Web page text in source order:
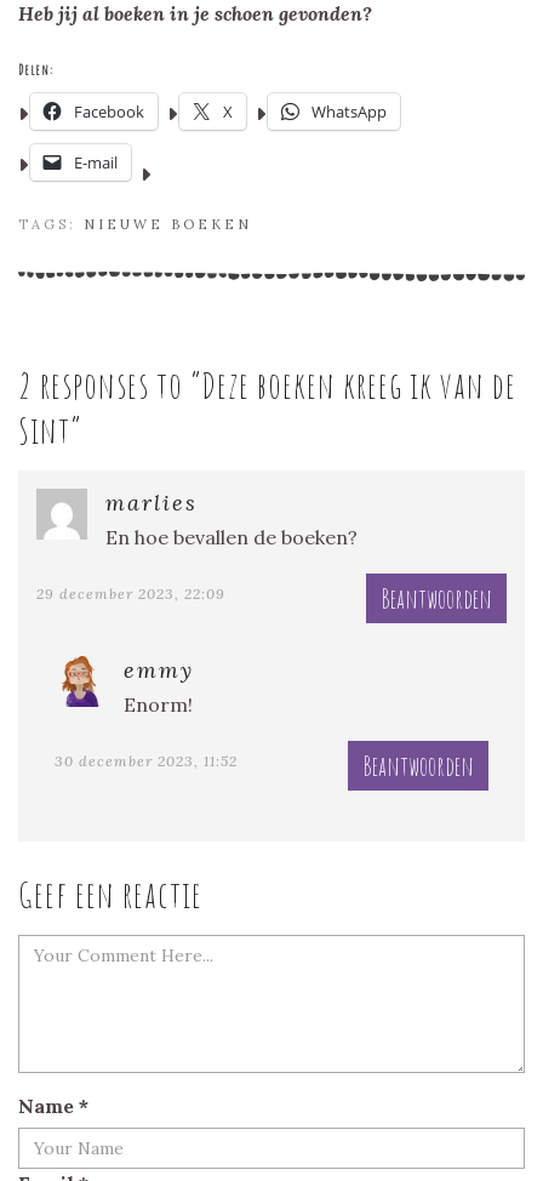
Heb jij al boeken in je schoen gevonden?
Delen:
Facebook X WhatsApp
E-mail
TAGS: NIEUWE BOEKEN
2 responses to “Deze boeken kreeg ik van de
Sint”
marlies
En hoe bevallen de boeken?
29 december 2023, 22:09 Beantwoorden
emmy
Enorm!
30 december 2023, 11:52 Beantwoorden
Geef een reactie
Name *